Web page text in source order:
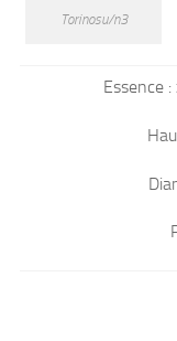
Torinosu/n3
Essence